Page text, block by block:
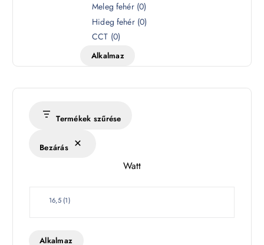
é
s
k
Meleg fehér (0)
Hideg fehér (0)
CCT (0)
Alkalmaz
Termékek szűrése
Bezárás
Watt
W
t
16,5 (1)
Alkalmaz